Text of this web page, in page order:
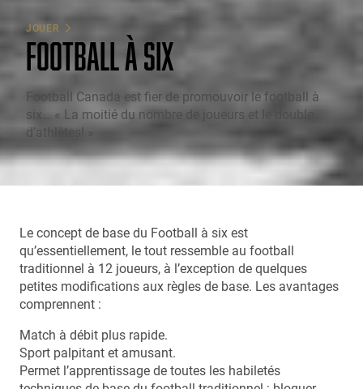
JOUER
FOOTBALL À SIX
Football Canada est fier de promouvoir le football à
six… « La moitié du nombre de joueurs et le double
d’athlètes! »
Le concept de base du Football à six est
qu’essentiellement, le tout ressemble au football
traditionnel à 12 joueurs, à l’exception de quelques
petites modifications aux règles de base. Les avantages
comprennent :
Match à débit plus rapide.
Sport palpitant et amusant.
Permet l’apprentissage de toutes les habiletés